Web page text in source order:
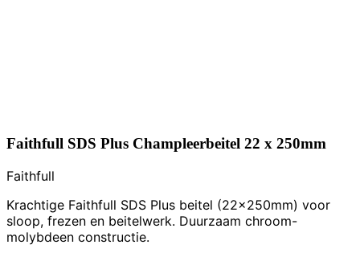
Faithfull SDS Plus Champleerbeitel 22 x 250mm
Faithfull
Krachtige Faithfull SDS Plus beitel (22x250mm) voor
sloop, frezen en beitelwerk. Duurzaam chroom-
molybdeen constructie.